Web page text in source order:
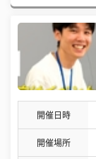
開催日時
開催場所